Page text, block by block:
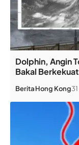
Dolphin, Angin
Bakal
BeritaHong Kong